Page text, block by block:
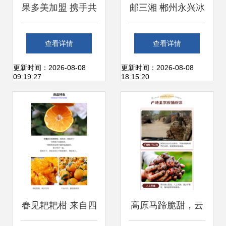
果多美加盟 携手共
创鲜果零售的黄金
时代
查看详情
更新时间：2026-08-08
09:19:27
邮三湘 郴州永兴冰
糖橙 中国十大名橙
的鲜甜馈赠
查看详情
更新时间：2026-08-08
18:15:20
春见耙耙柑 来自四 高原马蹄脆甜，云